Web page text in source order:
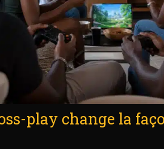
play change la